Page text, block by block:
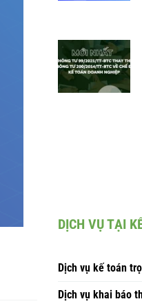
DỊCH VỤ TẠI
Dịch vụ kế toán
Dịch vụ khai báo